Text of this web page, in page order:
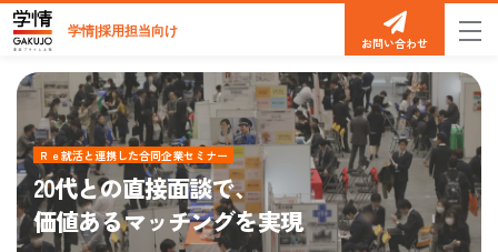
学情|採用担当向け
お問い合わせ
Ｒｅ就活と連携した合同企業セミナー
20代との直接面談で、
価値あるマッチングを実現